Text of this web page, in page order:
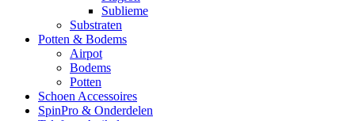
Sublieme
Substraten
Potten & Bodems
Airpot
Bodems
Potten
Schoen Accessoires
SpinPro & Onderdelen